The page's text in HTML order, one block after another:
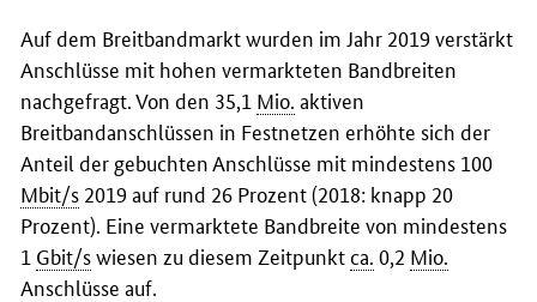
Auf dem Breitbandmarkt wurden im Jahr 2019 verstärkt
Anschlüsse mit hohen vermarkteten Bandbreiten
nachgefragt. Von den 35,1 Mio. aktiven
Breitbandanschlüssen in Festnetzen erhöhte sich der
Anteil der gebuchten Anschlüsse mit mindestens 100
Mbit/s 2019 auf rund 26 Prozent (2018: knapp 20
Prozent). Eine vermarktete Bandbreite von mindestens
1 Gbit/swiesen zu diesem Zeitpunktca. 0,2 Mio.
Anschlüsse auf.